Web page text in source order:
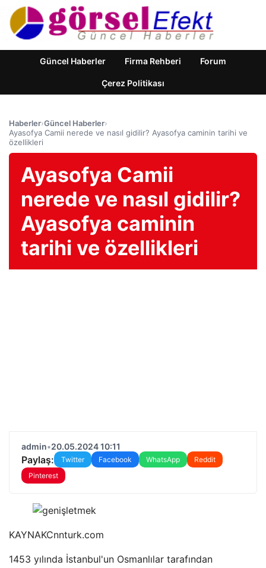
Güncel Haberler Firma Rehberi Forum
Çerez Politikası
Haberler›Güncel Haberler›
Ayasofya Camii nerede ve nasıl gidilir? Ayasofya caminin tarihi ve
özellikleri
Ayasofya Camii
nerede ve nasıl gidilir?
Ayasofya caminin
tarihi ve özellikleri
admin•20.05.2024 10:11
Paylaş: Twitter Facebook WhatsApp
Reddit
Pinterest
KAYNAKCnnturk.com
1453 yılında İstanbul'un Osmanlılar tarafından